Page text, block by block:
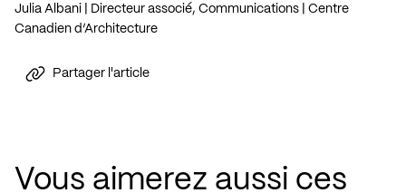
Julia Albani | Directeur associé, Communications | Centre
Canadien d’Architecture
Partager l'article
Vous aimerez aussi ces